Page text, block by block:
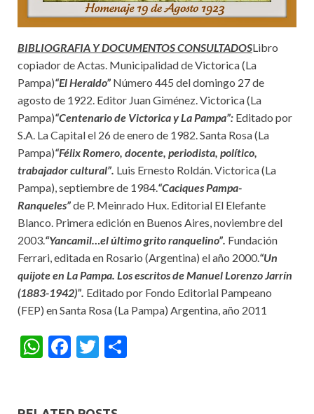
BIBLIOGRAFIA Y DOCUMENTOS CONSULTADOSLibro
copiador de Actas. Municipalidad de Victorica (La
Pampa)“El Heraldo” Número 445 del domingo 27 de
agosto de 1922. Editor Juan Giménez. Victorica (La
Pampa)“Centenario de Victorica y La Pampa”: Editado por
S.A. La Capital el 26 de enero de 1982. Santa Rosa (La
Pampa)“Félix Romero, docente, periodista, político,
trabajador cultural”. Luis Ernesto Roldán. Victorica (La
Pampa), septiembre de 1984.“Caciques Pampa-
Ranqueles”de P. Meinrado Hux. Editorial El Elefante
Blanco. Primera edición en Buenos Aires, noviembre del
2003.“Yancamil…el último grito ranquelino”. Fundación
Ferrari, editada en Rosario (Argentina) el año 2000.“Un
quijote en La Pampa. Los escritos de Manuel Lorenzo Jarrín
(1883-1942)”. Editado por Fondo Editorial Pampeano
(FEP) en Santa Rosa (La Pampa) Argentina, año 2011
W F
T